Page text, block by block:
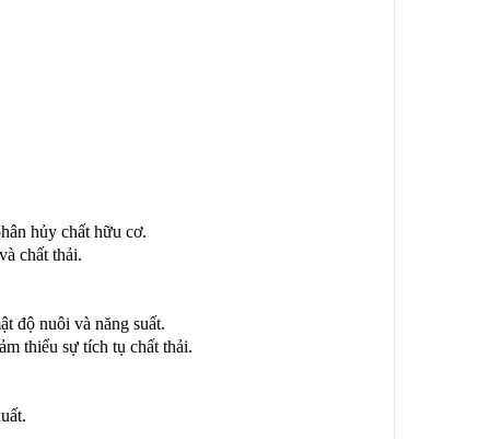
hủy chất hữu cơ.
chất thải.
độ nuôi và năng suất.
thiểu sự tích tụ chất thải.